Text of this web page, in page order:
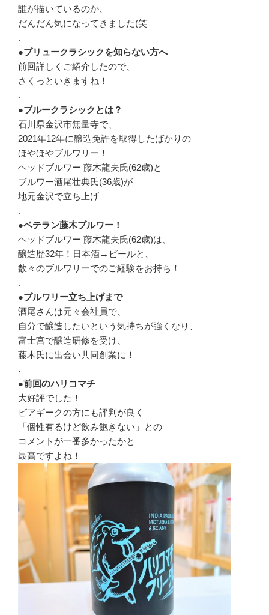
誰が描いているのか、
だんだん気になってきました(笑
.
●ブリュークラシックを知らない方へ
前回詳しくご紹介したので、
さくっといきますね！
.
●ブルークラシックとは？
石川県金沢市無量寺で、
2021年12年に醸造免許を取得したばかりの
ほやほやブルワリー！
ヘッドブルワー 藤木龍夫氏(62歳)と
ブルワー酒尾壮典氏(36歳)が
地元金沢で立ち上げ
.
●ベテラン藤木ブルワー！
ヘッドブルワー 藤木龍夫氏(62歳)は、
醸造歴32年！日本酒→ビールと、
数々のブルワリーでのご経験をお持ち！
.
●ブルワリー立ち上げまで
酒尾さんは元々会社員で、
自分で醸造したいという気持ちが強くなり、
富士宮で醸造研修を受け、
藤木氏に出会い共同創業に！
.
●前回のハリコマチ
大好評でした！
ビアギークの方にも評判が良く
「個性有るけど飲み飽きない」との
コメントが一番多かったかと
最高ですよね！